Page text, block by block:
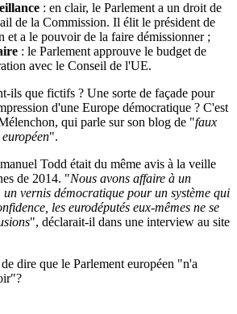
: en clair, le Parlement a un droit de
de la Commission. Il élit le président de
et a le pouvoir de la faire démissionner ;
: le Parlement approuve le budget de
avec le Conseil de l'UE.
ils que fictifs ? Une sorte de façade pour
d'une Europe démocratique ? C'est
qui parle sur son blog de "faux
".
Todd était du même avis à la veille
de 2014. "Nous avons affaire à un
vernis démocratique pour un système qui
les eurodéputés eux-mêmes ne se
", déclarait-il dans une interview au site
dire que le Parlement européen "n'a